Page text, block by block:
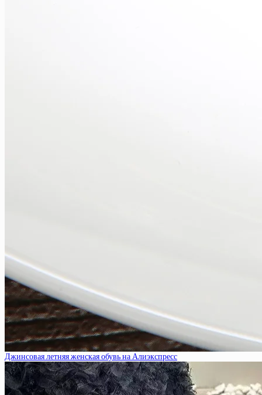
Джинсовая летняя женская обувь на Алиэкспресс